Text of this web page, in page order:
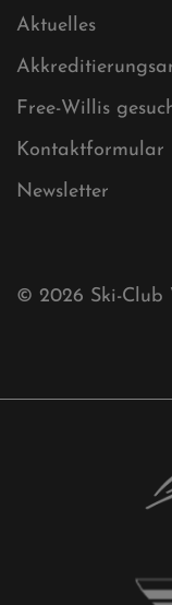
Sitemap
Sitemap XML
Cookies
Ski-Club
Kontaktformular